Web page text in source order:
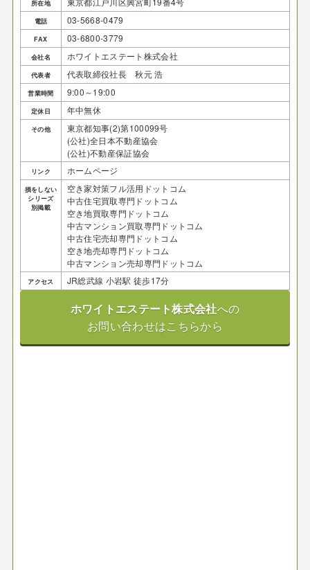
所在地
電話 03-5668-0479
FAX 03-6800-3779
会社名 ホワイトエステート株式会社
代表者 代表取締役社長 秋元 浩
営業時間 9:00～19:00
定休日 年中無休
その他
東京都知事(2)第100099号
(公社)全日本不動産協会
(公社)不動産保証協会
リンク ホームページ
損をしない
シリーズ
別掲載
空き家対策フル活用ドットコム
中古住宅買取専門ドットコム
空き地買取専門ドットコム
中古マンション買取専門ドットコム
中古住宅売却専門ドットコム
空き地売却専門ドットコム
中古マンション売却専門ドットコム
アクセス JR総武線 小岩駅 徒歩17分
ホワイトエステート株式会社への
お問い合わせはこちらから